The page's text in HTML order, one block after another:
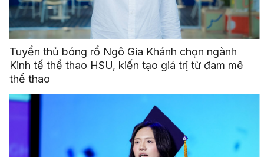
Tuyển thủ bóng rổ Ngô Gia Khánh chọn ngành
Kinh tế thể thao HSU, kiến tạo giá trị từ đam mê
thể thao